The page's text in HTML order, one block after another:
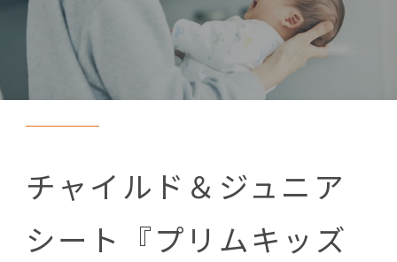
チャイルド＆ジュニア
シート『プリムキッズ